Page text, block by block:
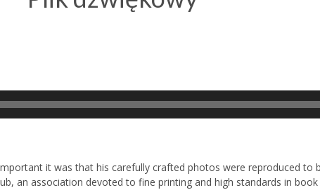
plików
it was that his carefully crafted photos were reproduced to
an association devoted to fine printing and high standards in book